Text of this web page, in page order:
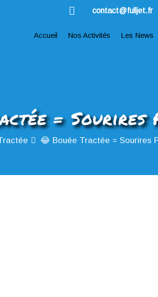
contact@fulljet.fr
Accueil Nos Activités Les News
= Sourires
😂 Bouée Tractée = Sourires